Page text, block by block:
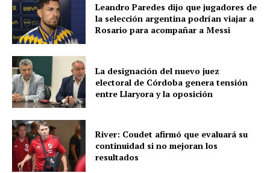
Leandro Paredes dijo que jugadores de
la selección argentina podrían viajar a
Rosario para acompañar a Messi
La designación del nuevo juez
electoral de Córdoba genera tensión
entre Llaryora y la oposición
River: Coudet afirmó que evaluará su
continuidad si no mejoran los
resultados